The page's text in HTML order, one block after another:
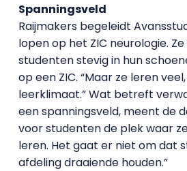
Spanningsveld
Raijmakers begeleidt
lopen op het ZIC neurologie.
studenten stevig in hun
op een ZIC. “Maar ze leren
leerklimaat.” Wat betreft
een spanningsveld, meent de
voor studenten de plek waar
leren. Het gaat er niet om dat
afdeling draaiende houden.”